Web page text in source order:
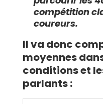
compétition
coureurs.
Il va donc
moyennes
conditions et
parlants :